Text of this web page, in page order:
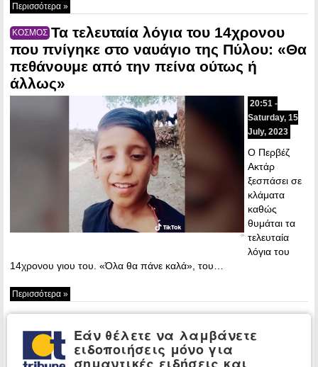
Περισσότερα »
ΚΟΣΜΟΣ Τα τελευταία λόγια του 14χρονου
που πνίγηκε στο ναυάγιο της Πύλου: «Θα
πεθάνουμε από την πείνα ούτως ή
άλλως»
20:51 -
Saturday, 15
July, 2023
Ο Περβέζ
Ακτάρ
ξεσπάσει σε
κλάματα
καθώς
θυμάται τα
τελευταία
λόγια του
14χρονου γιου του. «Όλα θα πάνε καλά», του…
Περισσότερα »
Λιμενικό για το ναυάγιο στην Πύλο –
Εκφοβίστηκαν επιζώντες
Εάν θέλετε να λαμβάνετε
ειδοποιήσεις μόνο για